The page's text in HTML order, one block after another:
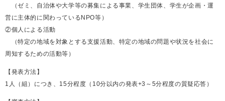
（ゼミ、自治体や大学等の募集による事業、学生団体、学生が企画・運
営に主体的に関わっているNPO等）
②個人による活動
（特定の地域を対象とする支援活動、特定の地域の問題や状況を社会に
周知するための活動等）
【発表方法】
1人（組）につき、15分程度（10分以内の発表+3～5分程度の質疑応答）